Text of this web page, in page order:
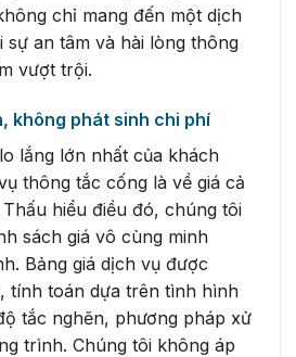
chỉ mang đến một dịch
sự an tâm và hài lòng thông
vượt trội.
không phát sinh chi phí
lắng lớn nhất của khách
thông tắc cống là về giá cả
hiểu điều đó, chúng tôi
sách giá vô cùng minh
Bảng giá dịch vụ được
tính toán dựa trên tình hình
tắc nghẽn, phương pháp xử
trình. Chúng tôi không áp